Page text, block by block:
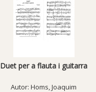
Duet per a flauta i guitarra
Autor:Homs, Joaquim